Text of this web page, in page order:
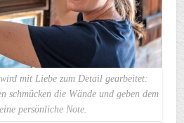
mit Liebe zum Detail gearbeitet:
schmücken die Wände und geben dem
persönliche Note.